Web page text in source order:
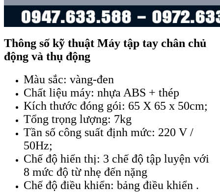
Thông số kỹ thuật Máy tập tay chân chủ
động và thụ động
Màu sắc: vàng-đen
Chất liệu máy: nhựa ABS + thép
Kích thước đóng gói: 65 X 65 x 50cm;
Tổng trọng lượng: 7kg
Tần số công suất định mức: 220 V /
50Hz;
Chế độ hiển thị: 3 chế độ tập luyện với
8 mức độ từ nhẹ đến nặng
Chế độ điều khiển: bảng điều khiển .